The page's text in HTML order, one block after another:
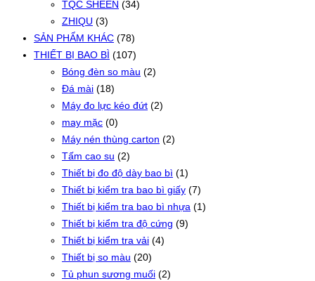
TQC SHEEN (34)
ZHIQU (3)
SẢN PHẨM KHÁC (78)
THIẾT BỊ BAO BÌ (107)
Bóng đèn so màu (2)
Đá mài (18)
Máy đo lực kéo đứt (2)
may mặc (0)
Máy nén thùng carton (2)
Tấm cao su (2)
Thiết bị đo độ dày bao bì (1)
Thiết bị kiểm tra bao bì giấy (7)
Thiết bị kiểm tra bao bì nhựa (1)
Thiết bị kiểm tra độ cứng (9)
Thiết bị kiểm tra vải (4)
Thiết bị so màu (20)
Tủ phun sương muối (2)